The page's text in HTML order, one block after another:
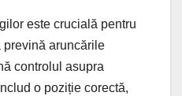
este crucială pentru
prevină aruncările
controlul asupra
o poziție corectă,